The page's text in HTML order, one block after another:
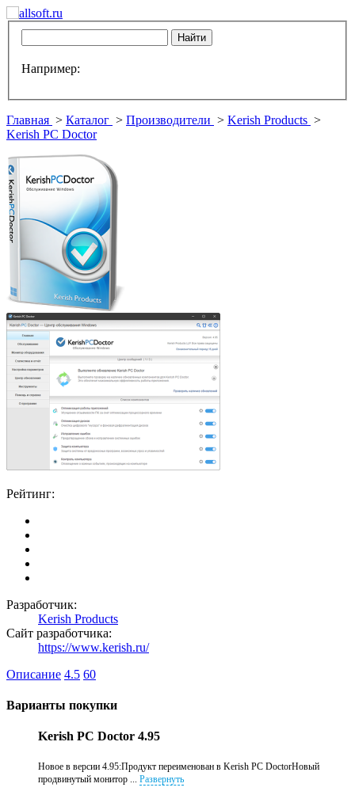
Например:
Главная > Каталог > Производители > Kerish Products >
Kerish PC Doctor
Рейтинг:
Разработчик:
Kerish Products
Сайт разработчика:
https://www.kerish.ru/
Описание 4.5 60
Варианты покупки
Kerish PC Doctor 4.95
Новое в версии 4.95:Продукт переименован в Kerish PC DoctorНовый
продвинутый монитор ... Развернуть